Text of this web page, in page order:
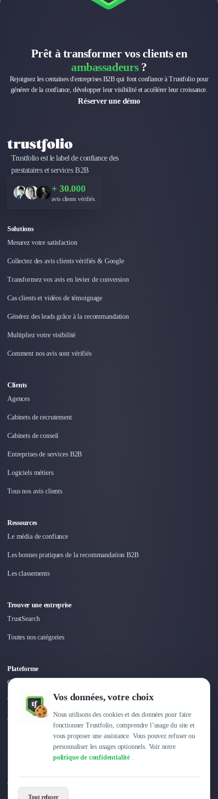
Vos données, votre choix
Nous utilisons des cookies et des données pour faire
fonctionner Trustfolio, comprendre l’usage du site et
vous proposer une assistance. Vous pouvez refuser ou
personnaliser les usages optionnels. Voir notre
politique de confidentialité .
Tout refuser
Prêt à transformer vos clients en
ambassadeurs?
Rejoignez les centaines d'entreprises B2B qui font confiance à Trustfolio pour
générer de la confiance, développer leur visibilité et accélérer leur croissance.
Réserver une démo
Trustfolio est le label de confiance des
prestataires et services B2B
+ 30.000
avis clients vérifiés.
Solutions
Mesurez votre satisfaction
Collectez des avis clients vérifiés & Google
Transformez vos avis en levier de conversion
Cas clients et vidéos de témoignage
Générez des leads grâce à la recommandation
Multipliez votre visibilité
Comment nos avis sont vérifiés
Clients
Agences
Cabinets de recrutement
Cabinets de conseil
Entreprises de services B2B
Logiciels métiers
Tous nos avis clients
Ressources
Le média de confiance
Les bonnes pratiques de la recommandation B2B
Les classements
Trouver une entreprise
TrustSearch
Toutes nos catégories
Plateforme
Connexion
Tarifs
Centre d'aide
Entreprise
Pourquoi Trustfolio ?
Offres d'emploi